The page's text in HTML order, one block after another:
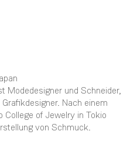
Modedesigner und Schneider,
Nach einem
College of Jewelry in Tokio
von Schmuck.